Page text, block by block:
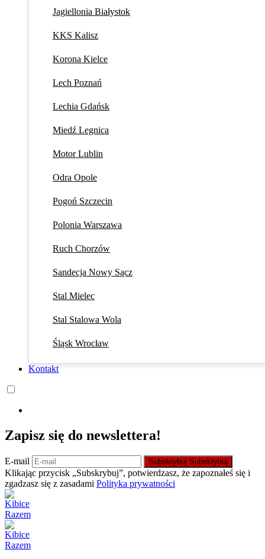
Jagiellonia Białystok
KKS Kalisz
Korona Kielce
Lech Poznań
Lechia Gdańsk
Miedź Legnica
Motor Lublin
Odra Opole
Pogoń Szczecin
Polonia Warszawa
Ruch Chorzów
Sandecja Nowy Sącz
Stal Mielec
Stal Stalowa Wola
Śląsk Wrocław
Kontakt
Zapisz się do newslettera!
E-mail Subskrybuj Subskrybuj
Klikając przycisk „Subskrybuj”, potwierdzasz, że zapoznałeś się i
zgadzasz się z zasadami Polityka prywatności